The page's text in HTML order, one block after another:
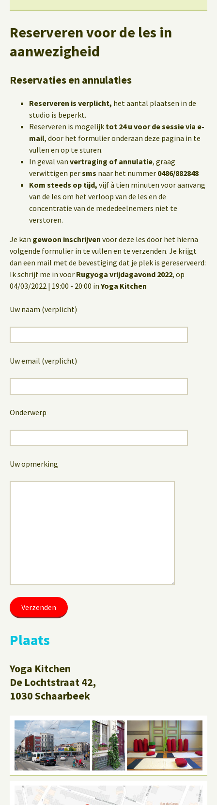
Reserveren voor de les in
aanwezigheid
Reservaties en annulaties
Reserveren is verplicht, het aantal plaatsen in de
studio is beperkt.
Reserveren is mogelijk tot 24 u voor de sessie via e-
mail, door het formulier onderaan deze pagina in te
vullen en op te sturen.
In geval van vertraging of annulatie, graag
verwittigen persms naar het nummer 0486/882848
Kom steeds op tijd, vijf à tien minuten voor aanvang
van de les om het verloop van de les en de
concentratie van de mededeelnemers niet te
verstoren.
Je kan gewoon inschrijven voor deze les door het hierna
volgende formulier in te vullen en te verzenden. Je krijgt
dan een mail met de bevestiging dat je plek is gereserveerd:
Ik schrijf me in voor Rugyoga vrijdagavond 2022, op
04/03/2022 | 19:00 - 20:00 in Yoga Kitchen
Uw naam (verplicht)
Uw email (verplicht)
Onderwerp
Uw opmerking
Plaats
Yoga Kitchen
De Lochtstraat 42,
1030 Schaarbeek